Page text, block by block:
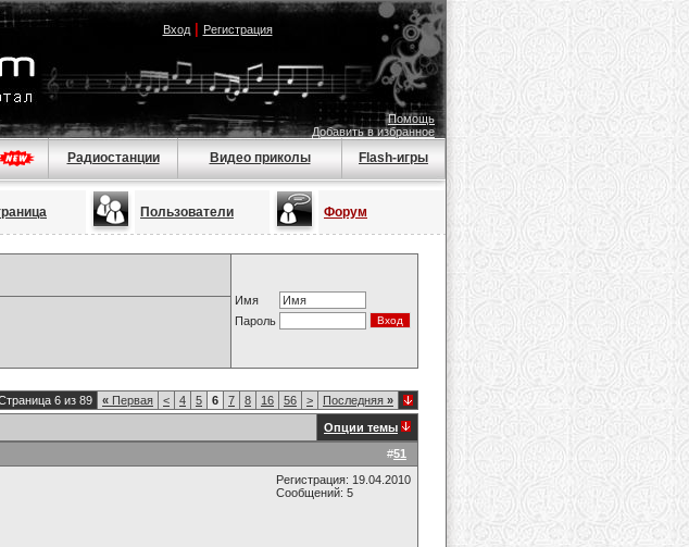
Вход| Регистрация
Помощь
Добавить в избранное
Радиостанции Видео приколы Flash-игры
Пользователи Форум
Имя
Пароль
6 из 89 « Первая < 4 5 6 7 8 16 56 > Последняя »
Опции темы
#51
Регистрация: 19.04.2010
Сообщений: 5